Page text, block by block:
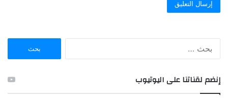
إنضم لقناتنا على اليوتيوب